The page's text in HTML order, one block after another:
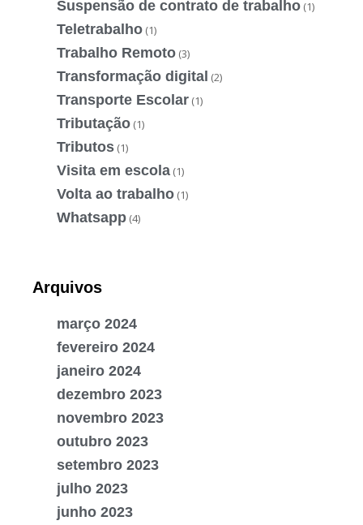
Suspensão de contrato de trabalho (1)
Teletrabalho (1)
Trabalho Remoto (3)
Transformação digital (2)
Transporte Escolar (1)
Tributação (1)
Tributos (1)
Visita em escola (1)
Volta ao trabalho (1)
Whatsapp (4)
Arquivos
março 2024
fevereiro 2024
janeiro 2024
dezembro 2023
novembro 2023
outubro 2023
setembro 2023
julho 2023
junho 2023